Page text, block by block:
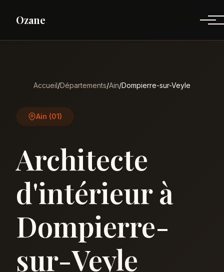
Ozane
Accueil/Départements/Ain/Dompierre-sur-Veyle
Ain (01)
Architecte
d'intérieur à
Dompierre-
sur-Veyle